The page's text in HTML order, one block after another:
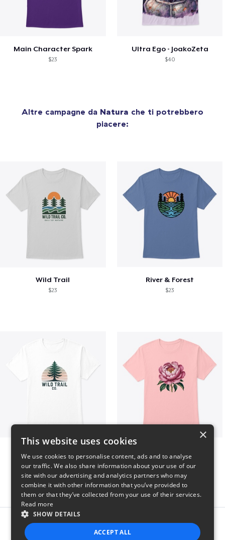
Main Character Spark
$23
Ultra Ego - JoakoZeta
$40
Altre campagne da Natura che ti potrebbero
piacere:
Wild Trail
$23
River & Forest
$23
$23 $23
Report this product
×
This website uses cookies
We use cookies to personalise content, ads and to analyse
our traffic. We also share information about your use of our
site with our advertising and analytics partners who may
combine it with other information that you’ve provided to
them or that they’ve collected from your use of their services.
Read more
SHOW DETAILS
ACCEPT ALL